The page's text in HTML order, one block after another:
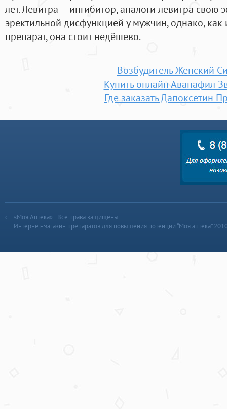
лет. Левитра — ингибитор, аналоги левитра свою
эректильной дисфункцией у мужчин, однако,
препарат, она стоит недёшево.
Возбудитель Женский
Купить онлайн Аванафил
Где заказать Дапоксетин
«Моя Аптека» | Все права защищены
Интернет-магазин препаратов для повышения потенции “Моя аптека”